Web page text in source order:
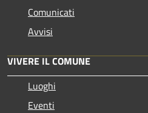
Comunicati
Avvisi
VIVERE IL COMUNE
Luoghi
Eventi